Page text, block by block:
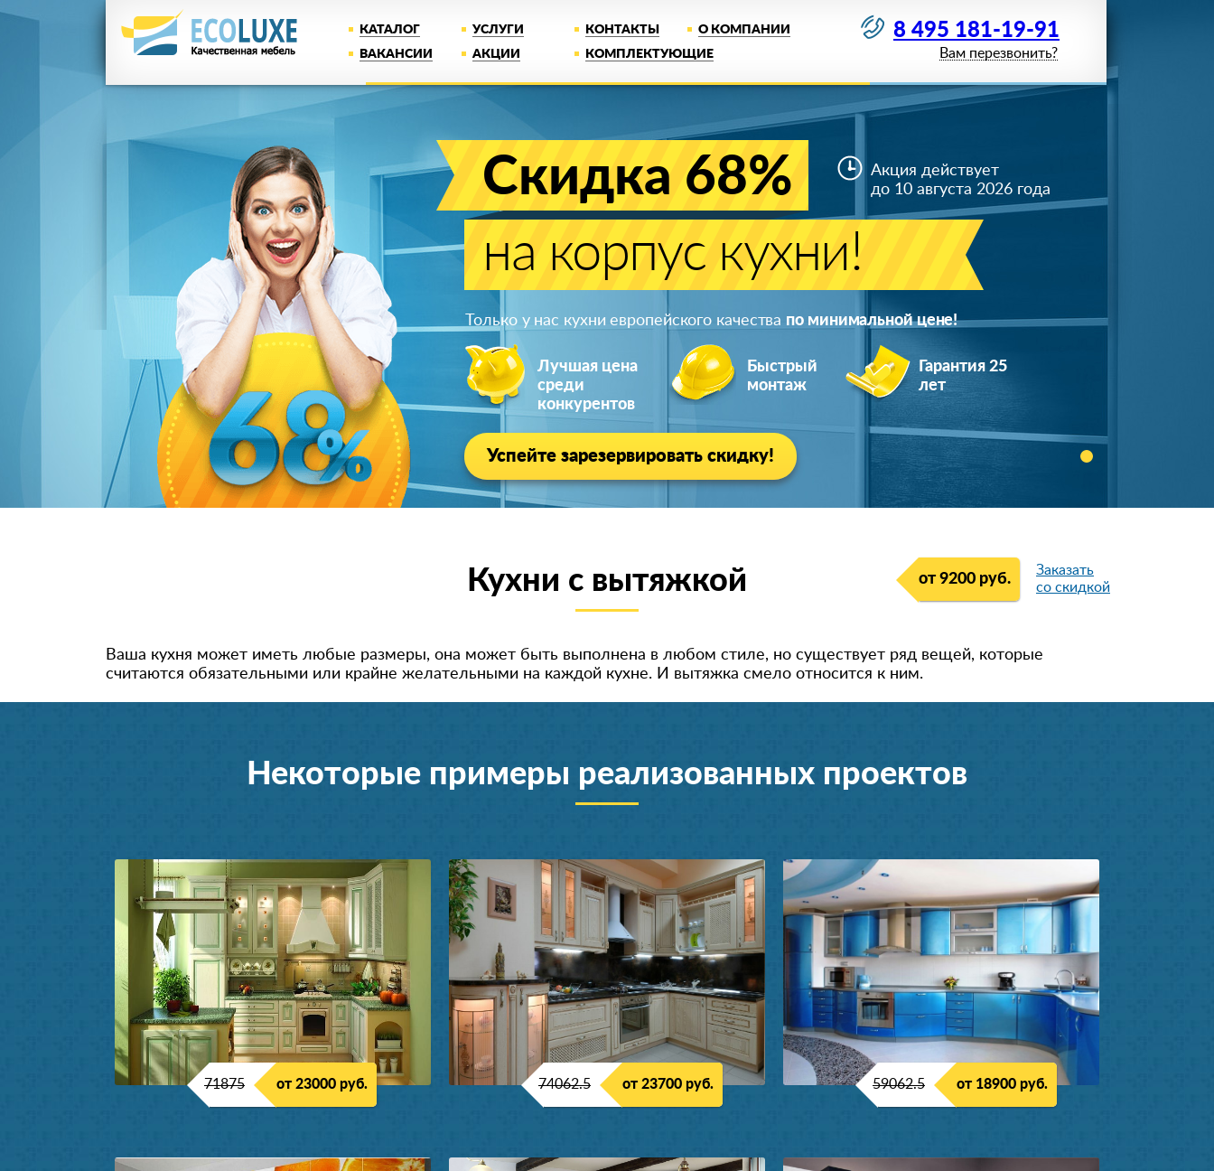
КАТАЛОГ УСЛУГИ КОНТАКТЫ
О КОМПАНИИ
ВАКАНСИИ
АКЦИИ КОМПЛЕКТУЮЩИЕ
8 495 181-19-91
Вам перезвонить?
Скидка 68%
на корпус кухни!
Акция действует
до 10 августа 2026 года
Только у нас кухни европейского качества по минимальной цене!
Лучшая цена
среди
конкурентов
Быстрый
монтаж
Гарантия 25
лет
Успейте зарезервировать скидку!
от 9200 руб.
Заказать
со скидкой
Кухни с вытяжкой
Ваша кухня может иметь любые размеры, она может быть выполнена в любом стиле, но существует ряд вещей, которые
считаются обязательными или крайне желательными на каждой кухне. И вытяжка смело относится к ним.
Некоторые примеры реализованных проектов
71875 от 23000 руб. 74062.5 от 23700 руб. 59062.5 от 18900 руб.